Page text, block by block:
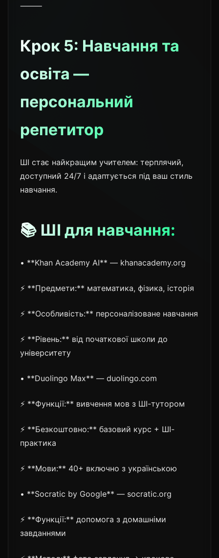
⸻
Крок 5: Навчання та
освіта —
персональний
репетитор
ШІ стає найкращим учителем: терплячий,
доступний 24/7 і адаптується під ваш стиль
навчання.
📚 ШІ для навчання:
• **Khan Academy AI** — khanacademy.org
⚡ **Предмети:** математика, фізика, історія
⚡ **Особливість:** персоналізоване навчання
⚡ **Рівень:** від початкової школи до
університету
• **Duolingo Max** — duolingo.com
⚡ **Функції:** вивчення мов з ШІ-тутором
⚡ **Безкоштовно:** базовий курс + ШІ-
практика
⚡ **Мови:** 40+ включно з українською
• **Socratic by Google** — socratic.org
⚡ **Функції:** допомога з домашніми
завданнями